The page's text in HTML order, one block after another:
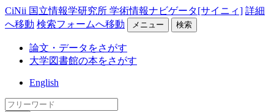
CiNii 国立情報学研究所 学術情報ナビゲータ[サイニィ] 詳細
へ移動 検索フォームへ移動 メニュー 検索
論文・データをさがす
大学図書館の本をさがす
English